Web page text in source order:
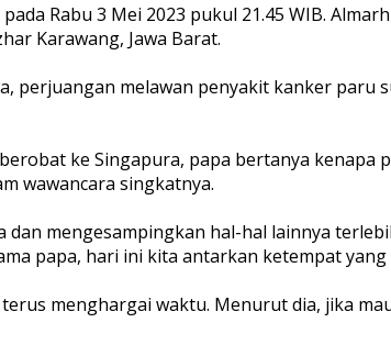
Rabu 3 Mei 2023 pukul 21.45 WIB.
Karawang, Jawa Barat.
perjuangan melawan penyakit kanker
ke Singapura, papa bertanya kenapa
wawancara singkatnya.
mengesampingkan hal-hal lainnya
papa, hari ini kita antarkan ketempat yang
menghargai waktu. Menurut dia, jika